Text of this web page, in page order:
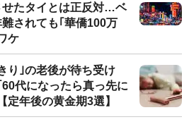
せたタイとは正反対…ベ
難されても｢華僑100万
ケ
｣の老後が待ち受け
代になったら真っ先に
定年後の黄金期3選】